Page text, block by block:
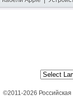
©2011-2026